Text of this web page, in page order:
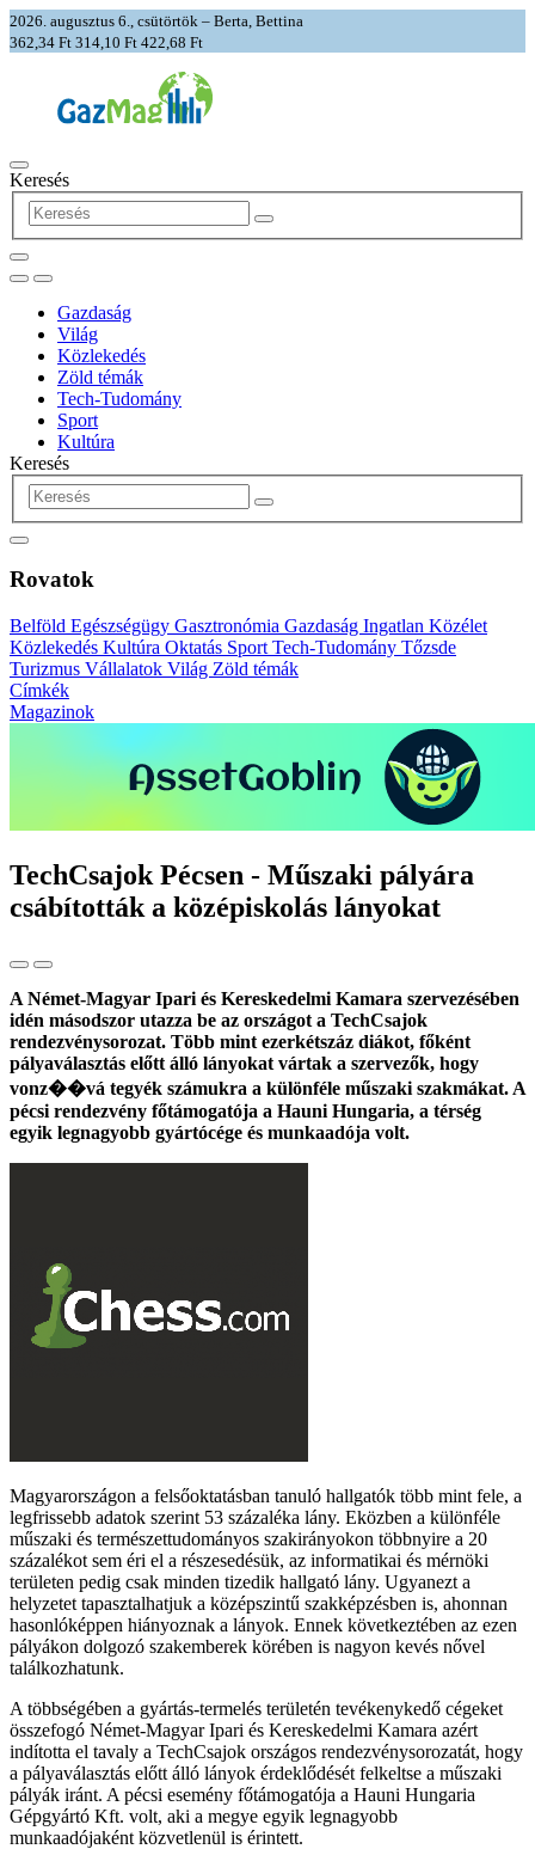
2026. augusztus 6., csütörtök – Berta, Bettina
362,34 Ft 314,10 Ft 422,68 Ft
Keresés
Gazdaság
Világ
Közlekedés
Zöld témák
Tech-Tudomány
Sport
Kultúra
Keresés
Rovatok
Belföld Egészségügy Gasztronómia Gazdaság Ingatlan Közélet
Közlekedés Kultúra Oktatás Sport Tech-Tudomány Tőzsde
Turizmus Vállalatok Világ Zöld témák
Címkék
Magazinok
TechCsajok Pécsen - Műszaki pályára
csábították a középiskolás lányokat
A Német-Magyar Ipari és Kereskedelmi Kamara szervezésében
idén másodszor utazza be az országot a TechCsajok
rendezvénysorozat. Több mint ezerkétszáz diákot, főként
pályaválasztás előtt álló lányokat vártak a szervezők, hogy
vonz��vá tegyék számukra a különféle műszaki szakmákat. A
pécsi rendezvény főtámogatója a Hauni Hungaria, a térség
egyik legnagyobb gyártócége és munkaadója volt.
Magyarországon a felsőoktatásban tanuló hallgatók több mint fele, a
legfrissebb adatok szerint 53 százaléka lány. Eközben a különféle
műszaki és természettudományos szakirányokon többnyire a 20
százalékot sem éri el a részesedésük, az informatikai és mérnöki
területen pedig csak minden tizedik hallgató lány. Ugyanezt a
helyzetet tapasztalhatjuk a középszintű szakképzésben is, ahonnan
hasonlóképpen hiányoznak a lányok. Ennek következtében az ezen
pályákon dolgozó szakemberek körében is nagyon kevés nővel
találkozhatunk.
A többségében a gyártás-termelés területén tevékenykedő cégeket
összefogó Német-Magyar Ipari és Kereskedelmi Kamara azért
indította el tavaly a TechCsajok országos rendezvénysorozatát, hogy
a pályaválasztás előtt álló lányok érdeklődését felkeltse a műszaki
pályák iránt. A pécsi esemény főtámogatója a Hauni Hungaria
Gépgyártó Kft. volt, aki a megye egyik legnagyobb
munkaadójaként közvetlenül is érintett.